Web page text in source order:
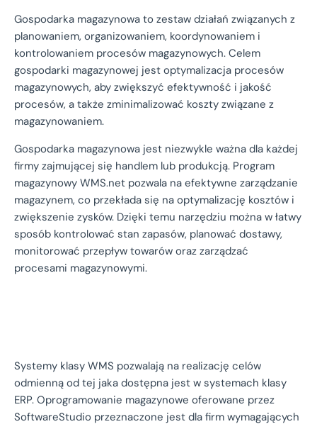
Gospodarka magazynowa to zestaw działań związanych z
planowaniem, organizowaniem, koordynowaniem i
kontrolowaniem procesów magazynowych. Celem
gospodarki magazynowej jest optymalizacja procesów
magazynowych, aby zwiększyć efektywność i jakość
procesów, a także zminimalizować koszty związane z
magazynowaniem.
Gospodarka magazynowa jest niezwykle ważna dla każdej
firmy zajmującej się handlem lub produkcją. Program
magazynowy WMS.net pozwala na efektywne zarządzanie
magazynem, co przekłada się na optymalizację kosztów i
zwiększenie zysków. Dzięki temu narzędziu można w łatwy
sposób kontrolować stan zapasów, planować dostawy,
monitorować przepływ towarów oraz zarządzać
procesami magazynowymi.
Systemy klasy WMS pozwalają na realizację celów
odmienną od tej jaka dostępna jest w systemach klasy
ERP. Oprogramowanie magazynowe oferowane przez
SoftwareStudio przeznaczone jest dla firm wymagających